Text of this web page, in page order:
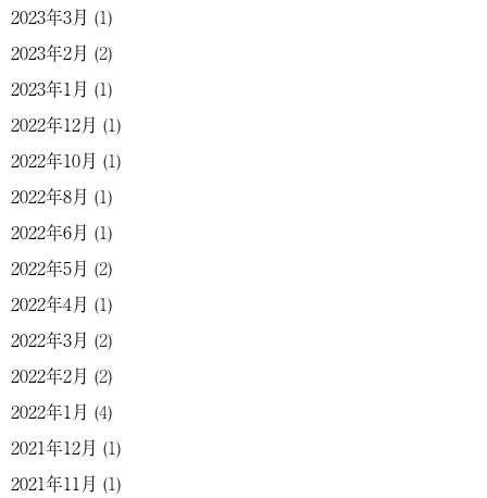
2023年3月 (1)
2023年2月 (2)
2023年1月 (1)
2022年12月 (1)
2022年10月 (1)
2022年8月 (1)
2022年6月 (1)
2022年5月 (2)
2022年4月 (1)
2022年3月 (2)
2022年2月 (2)
2022年1月 (4)
2021年12月 (1)
2021年11月 (1)